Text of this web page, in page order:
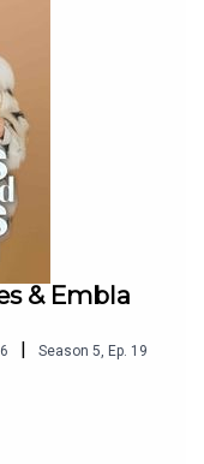
& Embla
| Season 5 Ep. 19